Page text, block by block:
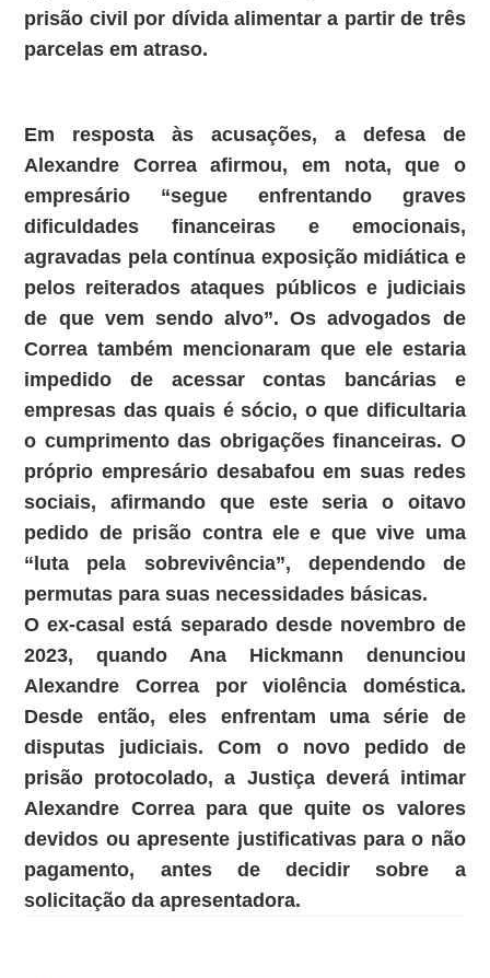
prisão civil por dívida alimentar a partir de três
parcelas em atraso.
Em resposta às acusações, a defesa de
Alexandre Correa afirmou, em nota, que o
empresário “segue enfrentando graves
dificuldades financeiras e emocionais,
agravadas pela contínua exposição midiática e
pelos reiterados ataques públicos e judiciais
de que vem sendo alvo”. Os advogados de
Correa também mencionaram que ele estaria
impedido de acessar contas bancárias e
empresas das quais é sócio, o que dificultaria
o cumprimento das obrigações financeiras. O
próprio empresário desabafou em suas redes
sociais, afirmando que este seria o oitavo
pedido de prisão contra ele e que vive uma
“luta pela sobrevivência”, dependendo de
permutas para suas necessidades básicas.
O ex-casal está separado desde novembro de
2023, quando Ana Hickmann denunciou
Alexandre Correa por violência doméstica.
Desde então, eles enfrentam uma série de
disputas judiciais. Com o novo pedido de
prisão protocolado, a Justiça deverá intimar
Alexandre Correa para que quite os valores
devidos ou apresente justificativas para o não
pagamento, antes de decidir sobre a
solicitação da apresentadora.